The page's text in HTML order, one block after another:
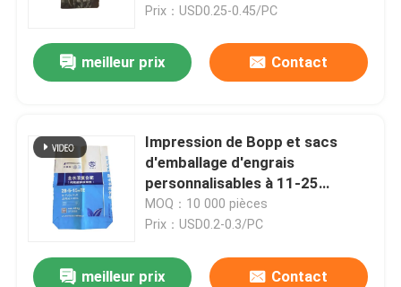
Prix：USD0.25-0.45/PC
meilleur prix Contact
Impression de Bopp et sacs
d'emballage d'engrais
personnalisables à 11-25
grammes pour la stratification
MOQ：10 000 pièces
Prix：USD0.2-0.3/PC
meilleur prix Contact